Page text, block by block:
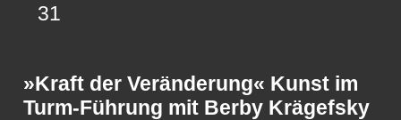
31
»Kraft der Veränderung« Kunst im
Turm-Führung mit Berby Krägefsky